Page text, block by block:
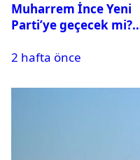
Muharrem İnce Yeni
Parti’ye geçecek mi?
2 hafta önce